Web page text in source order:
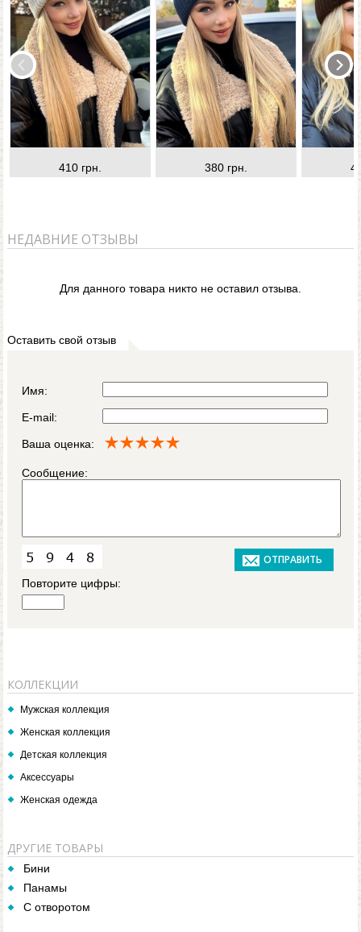
410 грн. 380 грн.
НЕДАВНИЕ ОТЗЫВЫ
Для данного товара никто не оставил отзыва.
Оставить свой отзыв
Имя:
E-mail:
Ваша оценка:
Сообщение:
Повторите цифры:
КОЛЛЕКЦИИ
Мужская коллекция
Женская коллекция
Детская коллекция
Аксессуары
Женская одежда
ДРУГИЕ ТОВАРЫ
Бини
Панамы
С отворотом